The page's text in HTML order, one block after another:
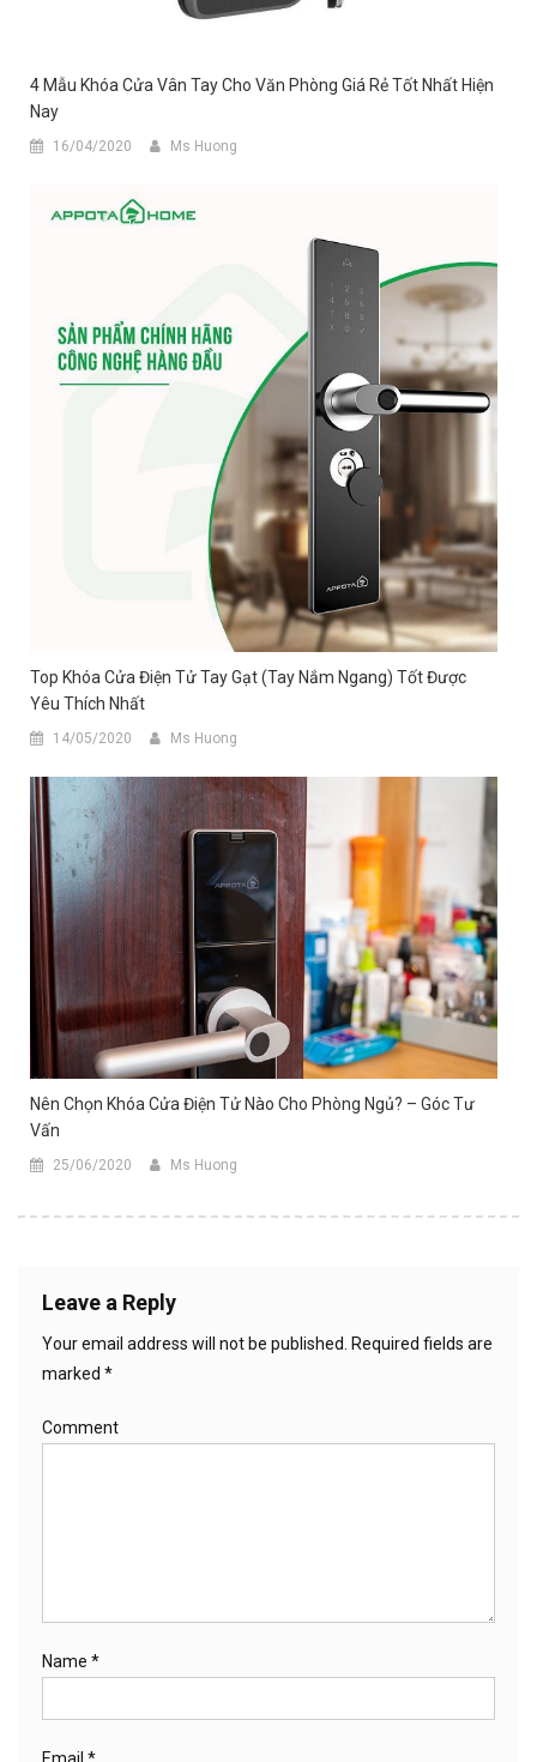
4 Mẫu Khóa Cửa Vân Tay Cho Văn Phòng Giá Rẻ Tốt Nhất Hiện
Nay
16/04/2020 Ms Huong
Top Khóa Cửa Điện Tử Tay Gạt (tay Nắm Ngang) Tốt Được
Yêu Thích Nhất
14/05/2020 Ms Huong
Nên Chọn Khóa Cửa Điện Tử Nào Cho Phòng Ngủ? – Góc Tư
Vấn
25/06/2020 Ms Huong
Leave a Reply
Your email address will not be published. Required fields are
marked *
Comment
Name *
Email *